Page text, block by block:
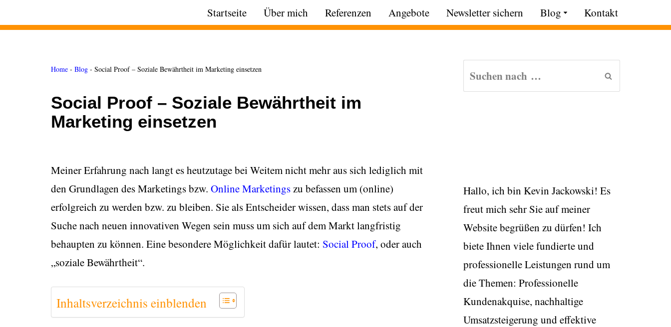
Zum
Startseite Über mich Referenzen Angebote Newsletter sichern Blog Kontakt
Home - Blog - Social Proof – Soziale Bewährtheit im Marketing einsetzen
Social Proof – Soziale Bewährtheit im
Marketing einsetzen
Meiner Erfahrung nach langt es heutzutage bei Weitem nicht mehr aus sich lediglich mit
den Grundlagen des Marketings bzw. Online Marketingszu befassen um (online)
erfolgreich zu werden bzw. zu bleiben. Sie als Entscheider wissen, dass man stets auf der
Suche nach neuen innovativen Wegen sein muss um sich auf dem Markt langfristig
behaupten zu können. Eine besondere Möglichkeit dafür lautet: Social Proof, oder auch
„soziale Bewährtheit“.
Inhaltsverzeichnis einblenden
Hallo, ich bin Kevin Jackowski! Es
freut mich sehr Sie auf meiner
Website begrüßen zu dürfen! Ich
biete Ihnen viele fundierte und
professionelle Leistungen rund um
die Themen: Professionelle
Kundenakquise, nachhaltige
Umsatzsteigerung und effektive